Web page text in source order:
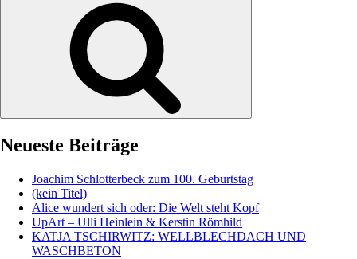
Neueste Beiträge
Joachim Schlotterbeck zum 100. Geburtstag
(kein Titel)
Alice wundert sich oder: Die Welt steht Kopf
UpArt – Ulli Heinlein & Kerstin Römhild
KATJA TSCHIRWITZ: WELLBLECHDACH UND
WASCHBETON